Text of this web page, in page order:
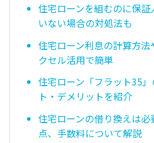
住宅ローンを組むのに保
いない場合の対処法も
住宅ローン利息の計算方
クセル活用で簡単
住宅ローン「フラット35
ト・デメリットを紹介
住宅ローンの借り換えは
点、手数料について解説